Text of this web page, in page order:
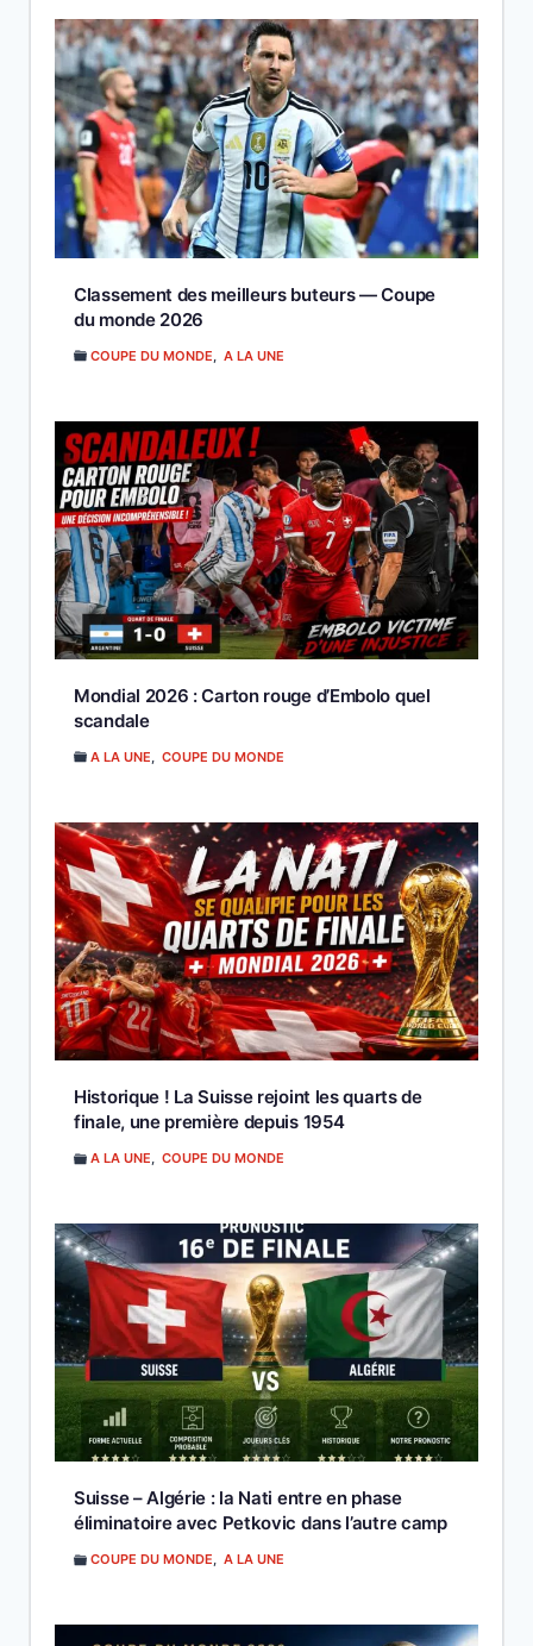
Classement des meilleurs buteurs — Coupe
du monde 2026
COUPE DU MONDE A LA UNE
Mondial 2026 : Carton rouge d’Embolo quel
scandale
A LA UNE, COUPE DU MONDE
Historique ! La Suisse rejoint les quarts de
finale, une première depuis 1954
A LA UNE, COUPE DU MONDE
Suisse – Algérie : la Nati entre en phase
éliminatoire avec Petkovic dans l’autre camp
COUPE DU MONDE, A LA UNE